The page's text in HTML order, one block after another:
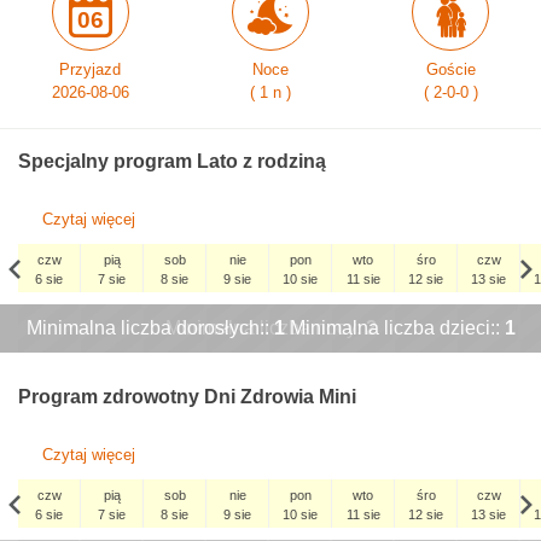
06
Przyjazd
2026-08-06
Noce
( 1 n )
Goście
( 2-0-0 )
Specjalny program Lato z rodziną
Czytaj więcej
czw
6 sie
pią
7 sie
sob
8 sie
nie
9 sie
pon
10 sie
wto
11 sie
śro
12 sie
czw
13 sie
czw
3 wrz
Minimalna liczba nocy:2
Minimalna liczba dorosłych::1Minimalna liczba dzieci:: 1
x x x x x
Program zdrowotny Dni Zdrowia Mini
Czytaj więcej
czw
6 sie
pią
7 sie
sob
8 sie
nie
9 sie
pon
10 sie
wto
11 sie
śro
12 sie
czw
13 sie